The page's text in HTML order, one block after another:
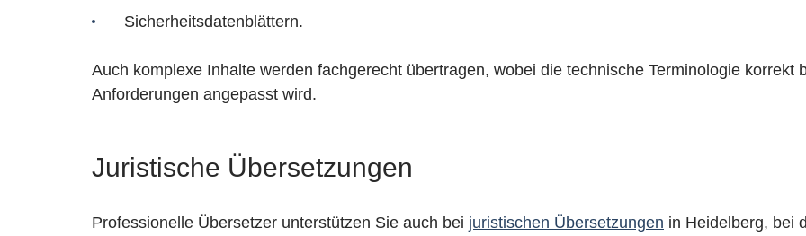
Sicherheitsdatenblättern.
Auch komplexe Inhalte werden fachgerecht übertragen, wobei die technische Terminologie korrekt
Anforderungen angepasst wird.
Juristische Übersetzungen
Professionelle Übersetzer unterstützen Sie auch bei juristischen Übersetzungen in Heidelberg, bei